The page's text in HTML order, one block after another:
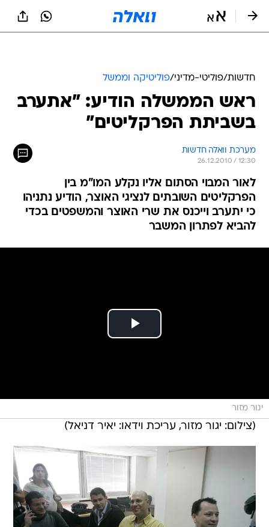
ראש הממשלה הודיע: "אתערב
בשביתת הפרקליטים"
מערכת וואלה חדשות
לאור המבוי הסתום אליו נקלע המו"מ בין
כי יתערב וייכנס את שרי האוצר והמשפטים בכדי
להביא לפתרון המשבר
(צילום: יגור מזור, עריכת וידאו: יאיר דניאל)